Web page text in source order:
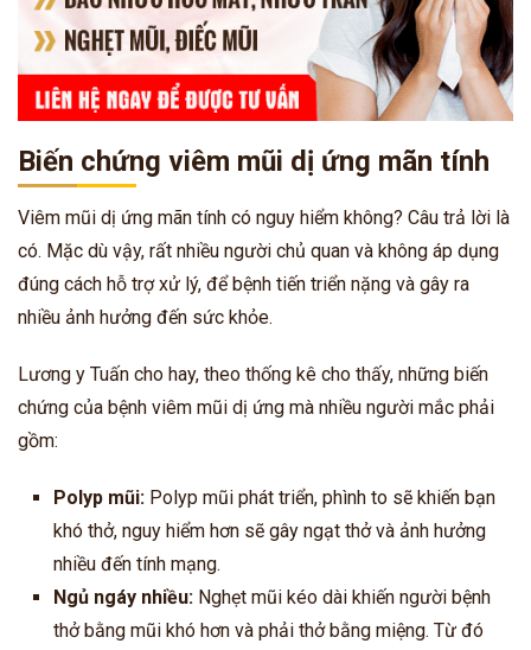
Biến chứng viêm mũi dị ứng mãn tính
Viêm mũi dị ứng mãn tính có nguy hiểm không? Câu trả lời là
có. Mặc dù vậy, rất nhiều người chủ quan và không áp dụng
đúng cách hỗ trợ xử lý, để bệnh tiến triển nặng và gây ra
nhiều ảnh hưởng đến sức khỏe.
Lương y Tuấn cho hay, theo thống kê cho thấy, những biến
chứng của bệnh viêm mũi dị ứng mà nhiều người mắc phải
gồm:
Polyp mũi: Polyp mũi phát triển, phình to sẽ khiến bạn
khó thở, nguy hiểm hơn sẽ gây ngạt thở và ảnh hưởng
nhiều đến tính mạng.
Ngủ ngáy nhiều: Nghẹt mũi kéo dài khiến người bệnh
thở bằng mũi khó hơn và phải thở bằng miệng. Từ đó